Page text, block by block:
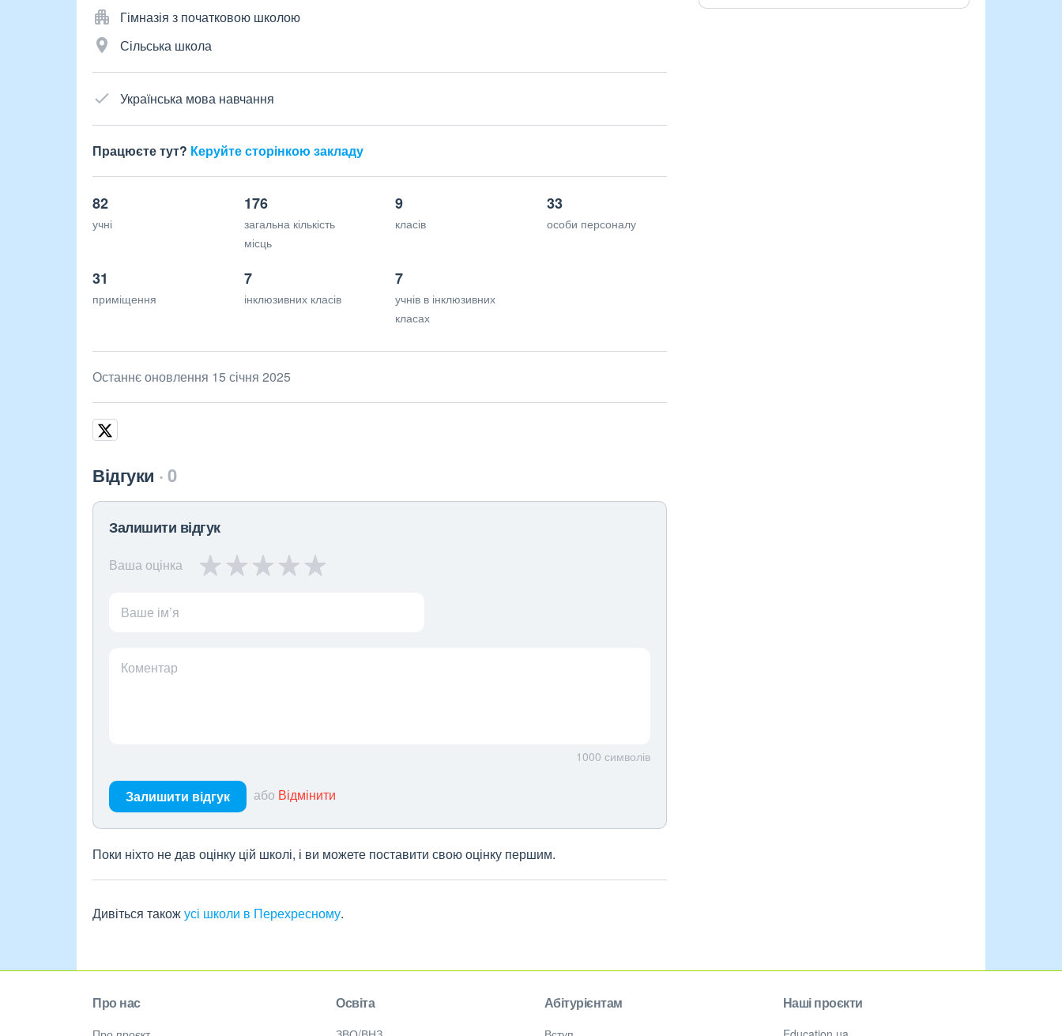
Гімназія з початковою школою
Сільська школа
Українська мова навчання
Працюєте тут? Керуйте сторінкою закладу
82
учні
176
загальна кількість
місць
9
класів
33
особи персоналу
31
приміщення
7
інклюзивних класів
7
учнів в інклюзивних
класах
Останнє оновлення 15 січня 2025
Відгуки 0
Залишити відгук
Ваша оцінка
Ваше ім’я
Коментар
1000 символів
Залишити відгук або Відмінити
Поки ніхто не дав оцінку цій школі, і ви можете поставити свою оцінку першим.
Дивіться такожусі школи в Перехресному.
Про нас Освіта Абітурієнтам Наші проєкти